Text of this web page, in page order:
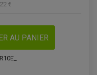
€
AU PANIER